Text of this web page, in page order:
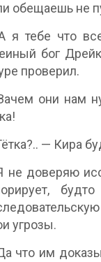
обещаешь не
я тебе что
бог
проверил.
они нам
— Кира
не доверяю
угрозы.
что им